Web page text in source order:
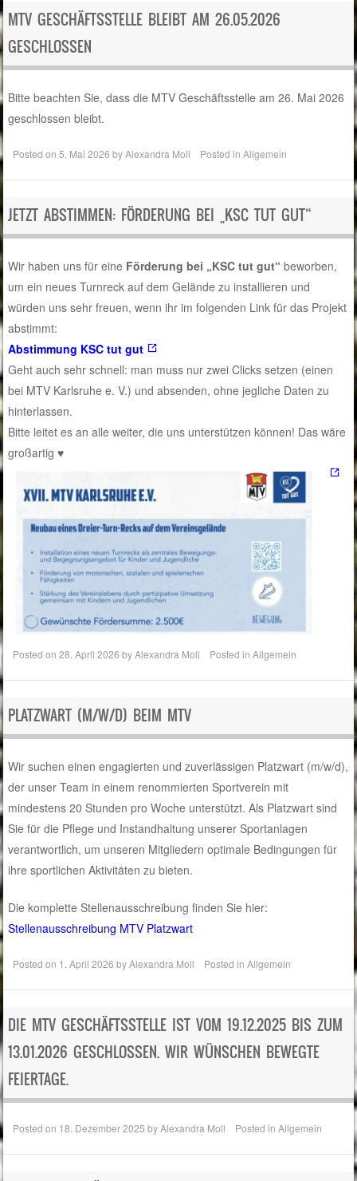
MTV GESCHÄFTSSTELLE BLEIBT AM 26.05.2026
GESCHLOSSEN
Bitte beachten Sie, dass die MTV Geschäftsstelle am 26. Mai 2026
geschlossen bleibt.
Posted on5. Mai 2026 byAlexandra Moll Posted inAllgemein
JETZT ABSTIMMEN: FÖRDERUNG BEI „KSC TUT GUT“
Wir haben uns für eine Förderung bei „KSC tut gut“ beworben,
um ein neues Turnreck auf dem Gelände zu installieren und
würden uns sehr freuen, wenn ihr im folgenden Link für das Projekt
abstimmt:
Abstimmung KSC tut gut
Geht auch sehr schnell: man muss nur zwei Clicks setzen (einen
bei MTV Karlsruhe e. V.) und absenden, ohne jegliche Daten zu
hinterlassen.
Bitte leitet es an alle weiter, die uns unterstützen können! Das wäre
großartig ♥️
Posted on28. April 2026 byAlexandra Moll Posted inAllgemein
PLATZWART (M/W/D) BEIM MTV
Wir suchen einen engagierten und zuverlässigen Platzwart (m/w/d),
der unser Team in einem renommierten Sportverein mit
mindestens 20 Stunden pro Woche unterstützt. Als Platzwart sind
Sie für die Pflege und Instandhaltung unserer Sportanlagen
verantwortlich, um unseren Mitgliedern optimale Bedingungen für
ihre sportlichen Aktivitäten zu bieten.
Die komplette Stellenausschreibung finden Sie hier:
Stellenausschreibung MTV Platzwart
Posted on 1. April 2026 byAlexandra Moll Posted inAllgemein
DIE MTV GESCHÄFTSSTELLE IST VOM 19.12.2025 BIS ZUM
13.01.2026 GESCHLOSSEN. WIR WÜNSCHEN BEWEGTE
FEIERTAGE.
Posted on 18. Dezember 2025 byAlexandra Moll Posted inAllgemein